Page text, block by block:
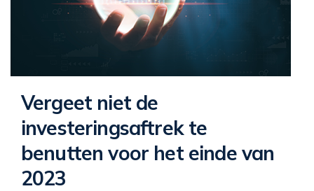
Vergeet niet de
investeringsaftrek te
benutten voor het einde van
2023